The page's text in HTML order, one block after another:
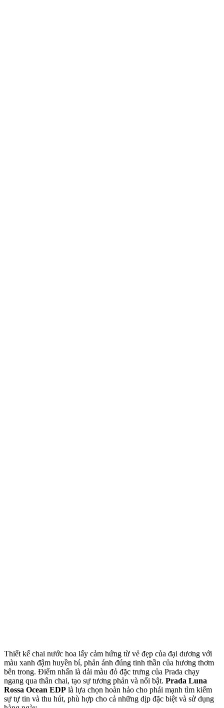
Thiết kế chai nước hoa lấy cảm hứng từ vẻ đẹp của đại dương với
màu xanh đậm huyền bí, phản ánh đúng tinh thần của hương thơm
bên trong. Điểm nhấn là dải màu đỏ đặc trưng của Prada chạy
ngang qua thân chai, tạo sự tương phản và nổi bật. Prada Luna
Rossa Ocean EDP là lựa chọn hoàn hảo cho phái mạnh tìm kiếm
sự tự tin và thu hút, phù hợp cho cả những dịp đặc biệt và sử dụng